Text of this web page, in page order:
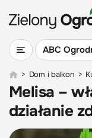
ABC
> Dom i balkon >
Melisa –
działanie